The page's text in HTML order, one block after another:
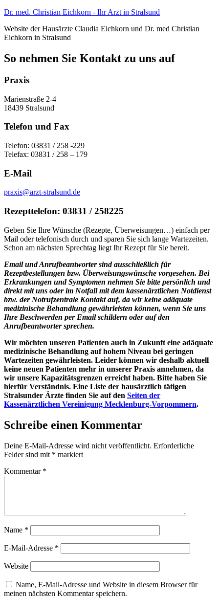
Zum
springen
Dr. med. Christian Eichkorn - Ihr Arzt in Stralsund
Website der Hausärzte Claudia Eichkorn und Dr. med Christian
Eichkorn in Stralsund
So nehmen Sie Kontakt zu uns auf
Praxis
Marienstraße 2-4
18439 Stralsund
Telefon und Fax
Telefon: 03831 / 258 -229
Telefax: 03831 / 258 – 179
E-Mail
praxis@arzt-stralsund.de
Rezepttelefon: 03831 / 258225
Geben Sie Ihre Wünsche (Rezepte, Überweisungen…) einfach per
Mail oder telefonisch durch und sparen Sie sich lange Wartezeiten.
Schon am nächsten Sprechtag liegt Ihr Rezept für Sie bereit.
Email und Anrufbeantworter sind ausschließlich für
Rezeptbestellungen bzw. Überweisungswünsche vorgesehen. Bei
Erkrankungen und Symptomen nehmen Sie bitte persönlich und
direkt mit uns oder im Notfall mit dem kassenärztlichen Notdienst
bzw. der Notrufzentrale Kontakt auf, da wir keine adäquate
medizinische Behandlung gewährleisten können, wenn Sie uns
Ihre Beschwerden per Email schildern oder auf den
Anrufbeantworter sprechen.
Wir möchten unseren Patienten auch in Zukunft eine adäquate
medizinische Behandlung auf hohem Niveau bei geringen
Wartezeiten gewährleisten. Leider können wir deshalb aktuell
keine neuen Patienten mehr in unserer Praxis annehmen, da
wir unsere Kapazitätsgrenzen erreicht haben. Bitte haben Sie
hierfür Verständnis. Eine Liste der hausärztlich tätigen
Stralsunder Ärzte finden Sie auf den Seiten der
Kassenärztlichen Vereinigung Mecklenburg-Vorpommern.
Schreibe einen Kommentar
Deine E-Mail-Adresse wird nicht veröffentlicht. Erforderliche
Felder sind mit * markiert
Kommentar *
Name *
E-Mail-Adresse *
Website
Name, E-Mail-Adresse und Website in diesem Browser für
meinen nächsten Kommentar speichern.